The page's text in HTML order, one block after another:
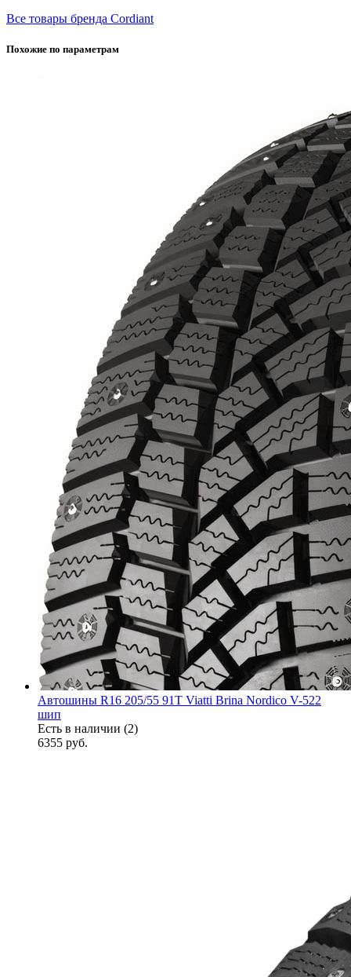
Все товары бренда Cordiant
Похожие по параметрам
Автошины R16 205/55 91T Viatti Brina Nordico V-522
шип
Есть в наличии (2)
6355 руб.